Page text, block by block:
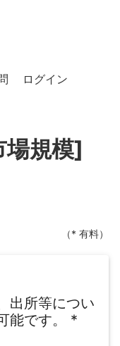
ログイン
規模]
（* 有料）
出所等につい
です。
*